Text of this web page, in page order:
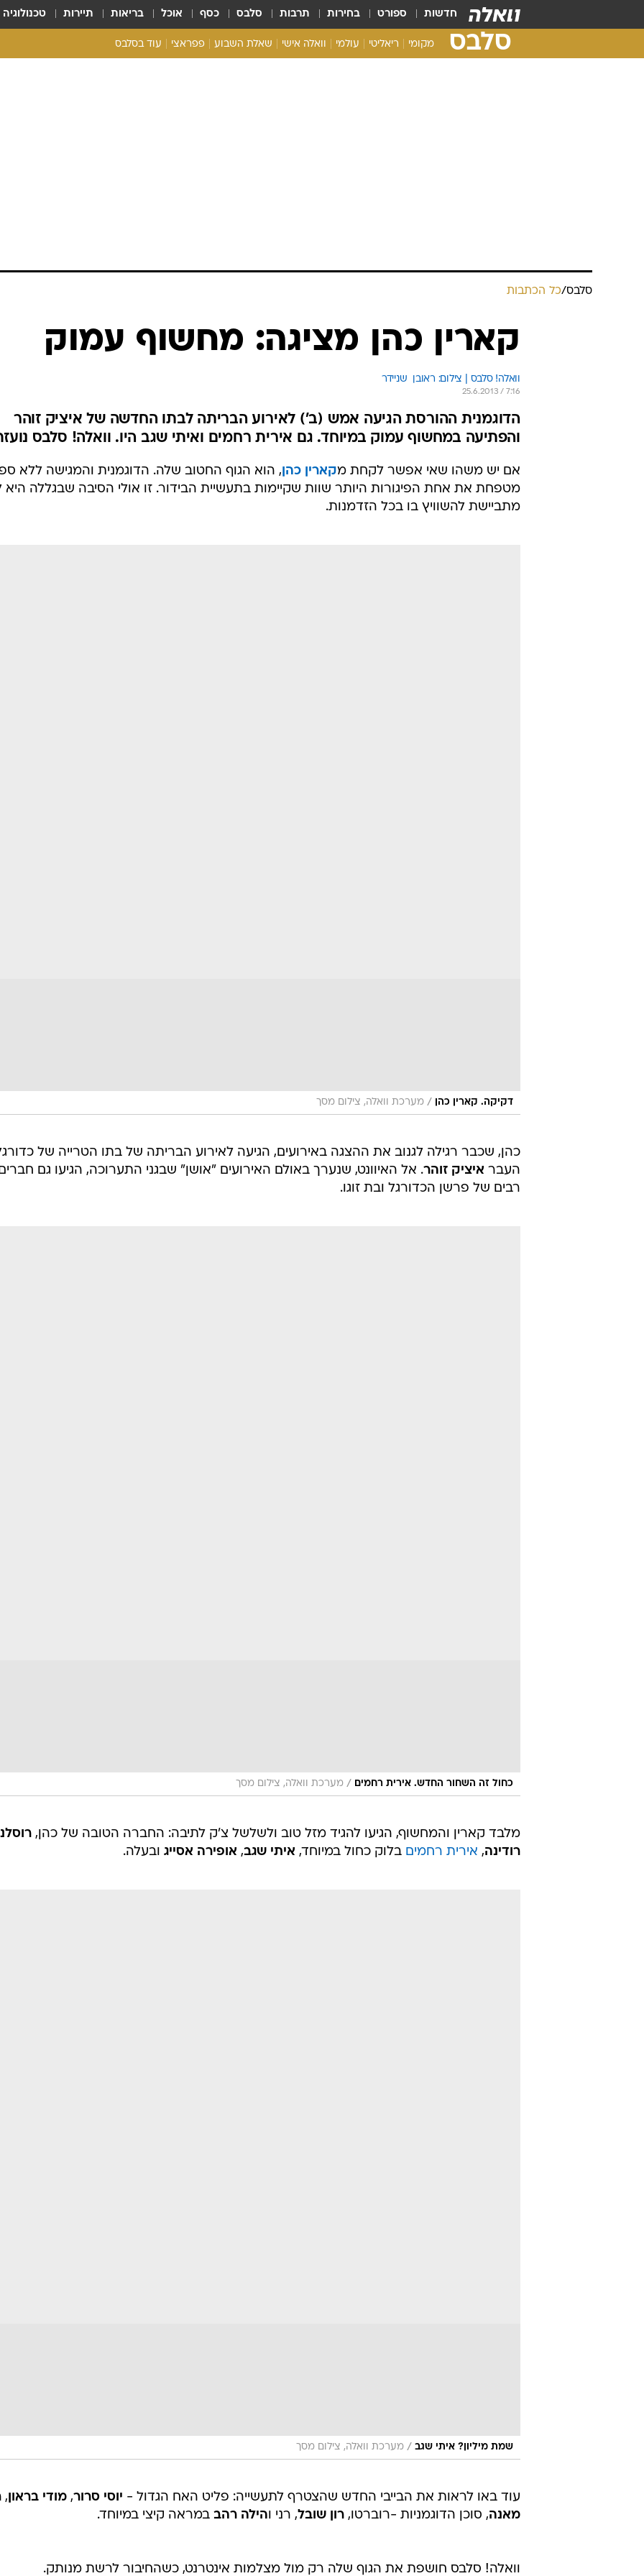
חדשות ספורט בחירות תרבות סלבס כסף אוכל בריאות תיירות טכנולוגיה
סלבס מקומי ריאליטי עולמי וואלה אישי שאלת השבוע פפראצי עוד בסלבס
סלבס/כל הכתבות
קארין כהן מציגה: מחשוף עמוק
וואלה! סלבס | צילום: ראובן  שניידר
25.6.2013 / 7:16
הדוגמנית ההורסת הגיעה אמש (ב') לאירוע הבריתה לבתו החדשה של איציק זוהר
והפתיעה במחשוף עמוק במיוחד. גם אירית רחמים ואיתי שגב היו. וואלה! סלבס
אם יש משהו שאי אפשר לקחת מקארין כהן, הוא הגוף החטוב שלה. הדוגמנית והמגישה ללא
מטפחת את אחת הפיגורות היותר שוות שקיימות בתעשיית הבידור. זו אולי הסיבה שבגללה היא
מתביישת להשוויץ בו בכל הזדמנות.
דקיקה. קארין כהן / מערכת וואלה, צילום מסך
כהן, שכבר רגילה לגנוב את ההצגה באירועים, הגיעה לאירוע הבריתה של בתו הטרייה של
העבר איציק זוהר. אל האיוונט, שנערך באולם האירועים "אושן" שבגני התערוכה, הגיעו גם
רבים של פרשן הכדורגל ובת זוגו.
כחול זה השחור החדש. אירית רחמים / מערכת וואלה, צילום מסך
מלבד קארין והמחשוף, הגיעו להגיד מזל טוב ולשלשל צ'ק לתיבה: החברה הטובה של כהן,
רודינה, אירית רחמים בלוק כחול במיוחד, איתי שגב, אופירה אסייג ובעלה.
שמת מיליון? איתי שגב / מערכת וואלה, צילום מסך
עוד באו לראות את הבייבי החדש שהצטרף לתעשייה: פליט האח הגדול - יוסי סרור, מודי בראון,
מאנה, סוכן הדוגמניות -רוברטו, רון שובל, רני והילה רהב במראה קיצי במיוחד.
וואלה! סלבס חושפת את הגוף שלה רק מול מצלמות אינטרנט, כשהחיבור לרשת מנותק.